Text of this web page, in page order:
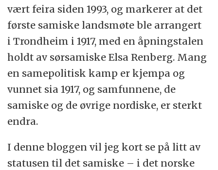
vært feira siden 1993, og markerer at det
første samiske landsmøte ble arrangert
i Trondheim i 1917, med en åpningstalen
holdt av sørsamiske Elsa Renberg. Mang
en samepolitisk kamp er kjempa og
vunnet sia 1917, og samfunnene, de
samiske og de øvrige nordiske, er sterkt
endra.
I denne bloggen vil jeg kort se på litt av
statusen til det samiske – i det norske